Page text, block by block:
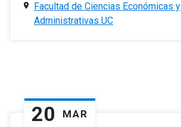
Facultad de Ciencias Económicas y
Administrativas UC
20 MAR